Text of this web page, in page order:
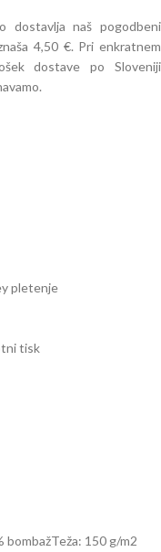
dostavlja naš pogodbeni
4,50 €. Pri enkratnem
dostave po Sloveniji
pletenje
tisk
bombažTeža: 150 g/m2